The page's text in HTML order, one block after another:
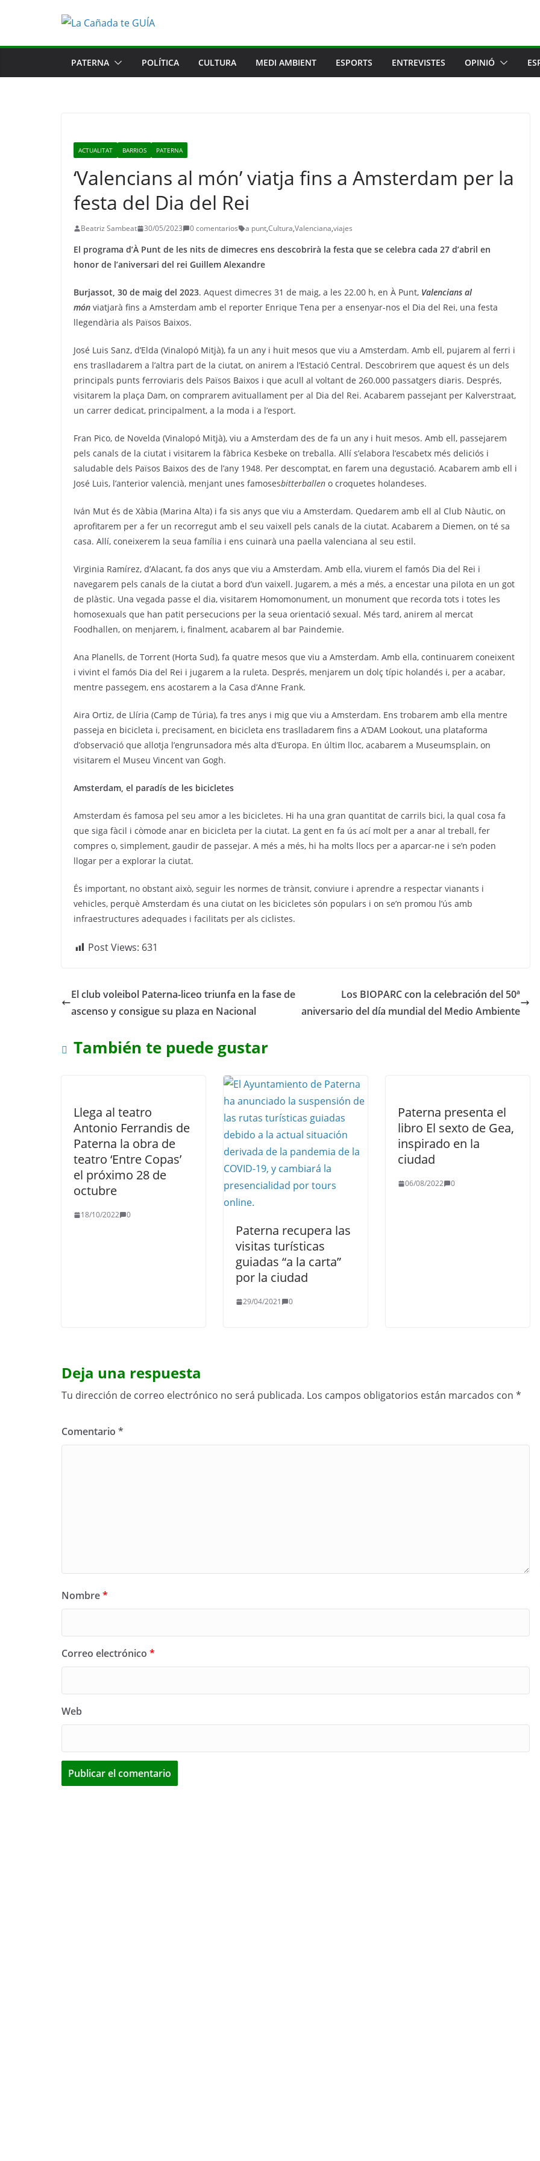
PATERNA POLÍTICA CULTURA MEDI AMBIENT ESPORTS ENTREVISTES OPINIÓ
ACTUALITAT BARRIOS PATERNA
‘Valencians al món’ viatja fins a Amsterdam per la
festa del Dia del Rei
Beatriz Sambeat 30/05/2023 0 comentarios a punt,Cultura,Valenciana,viajes
El programa d’À Punt de les nits de dimecres ens descobrirà la festa que se celebra cada 27 d’abril en
honor de l’aniversari del rei Guillem Alexandre
Burjassot, 30 de maig del 2023. Aquest dimecres 31 de maig, a les 22.00 h, en À Punt, Valencians al
món viatjarà fins a Amsterdam amb el reporter Enrique Tena per a ensenyar-nos el Dia del Rei, una festa
llegendària als Països Baixos.
José Luis Sanz, d’Elda (Vinalopó Mitjà), fa un any i huit mesos que viu a Amsterdam. Amb ell, pujarem al ferri i
ens traslladarem a l’altra part de la ciutat, on anirem a l’Estació Central. Descobrirem que aquest és un dels
principals punts ferroviaris dels Països Baixos i que acull al voltant de 260.000 passatgers diaris. Després,
visitarem la plaça Dam, on comprarem avituallament per al Dia del Rei. Acabarem passejant per Kalverstraat,
un carrer dedicat, principalment, a la moda i a l’esport.
Fran Pico, de Novelda (Vinalopó Mitjà), viu a Amsterdam des de fa un any i huit mesos. Amb ell, passejarem
pels canals de la ciutat i visitarem la fàbrica Kesbeke on treballa. Allí s’elabora l’escabetx més deliciós i
saludable dels Països Baixos des de l’any 1948. Per descomptat, en farem una degustació. Acabarem amb ell i
José Luis, l’anterior valencià, menjant unes famosesbitterballen o croquetes holandeses.
Iván Mut és de Xàbia (Marina Alta) i fa sis anys que viu a Amsterdam. Quedarem amb ell al Club Nàutic, on
aprofitarem per a fer un recorregut amb el seu vaixell pels canals de la ciutat. Acabarem a Diemen, on té sa
casa. Allí, coneixerem la seua família i ens cuinarà una paella valenciana al seu estil.
Virginia Ramírez, d’Alacant, fa dos anys que viu a Amsterdam. Amb ella, viurem el famós Dia del Rei i
navegarem pels canals de la ciutat a bord d’un vaixell. Jugarem, a més a més, a encestar una pilota en un got
de plàstic. Una vegada passe el dia, visitarem Homomonument, un monument que recorda tots i totes les
homosexuals que han patit persecucions per la seua orientació sexual. Més tard, anirem al mercat
Foodhallen, on menjarem, i, finalment, acabarem al bar Paindemie.
Ana Planells, de Torrent (Horta Sud), fa quatre mesos que viu a Amsterdam. Amb ella, continuarem coneixent
i vivint el famós Dia del Rei i jugarem a la ruleta. Després, menjarem un dolç típic holandés i, per a acabar,
mentre passegem, ens acostarem a la Casa d’Anne Frank.
Aira Ortiz, de Llíria (Camp de Túria), fa tres anys i mig que viu a Amsterdam. Ens trobarem amb ella mentre
passeja en bicicleta i, precisament, en bicicleta ens traslladarem fins a A’DAM Lookout, una plataforma
d’observació que allotja l’engrunsadora més alta d’Europa. En últim lloc, acabarem a Museumsplain, on
visitarem el Museu Vincent van Gogh.
Amsterdam, el paradís de les bicicletes
Amsterdam és famosa pel seu amor a les bicicletes. Hi ha una gran quantitat de carrils bici, la qual cosa fa
que siga fàcil i còmode anar en bicicleta per la ciutat. La gent en fa ús ací molt per a anar al treball, fer
compres o, simplement, gaudir de passejar. A més a més, hi ha molts llocs per a aparcar-ne i se’n poden
llogar per a explorar la ciutat.
És important, no obstant això, seguir les normes de trànsit, conviure i aprendre a respectar vianants i
vehicles, perquè Amsterdam és una ciutat on les bicicletes són populars i on se’n promou l’ús amb
infraestructures adequades i facilitats per als ciclistes.
Post Views: 631
El club voleibol Paterna-liceo triunfa en la fase de
ascenso y consigue su plaza en Nacional
Los BIOPARC con la celebración del 50ª
aniversario del día mundial del Medio Ambiente
También te puede gustar
Llega al teatro
Antonio Ferrandis de
Paterna la obra de
teatro ‘Entre Copas’
el próximo 28 de
octubre
18/10/2022 0
Paterna recupera las
visitas turísticas
guiadas “a la carta”
por la ciudad
29/04/2021 0
Paterna presenta el
libro El sexto de Gea,
inspirado en la
ciudad
06/08/2022 0
Deja una respuesta
Tu dirección de correo electrónico no será publicada. Los campos obligatorios están marcados con *
Comentario *
Nombre*
Correo electrónico *
Web